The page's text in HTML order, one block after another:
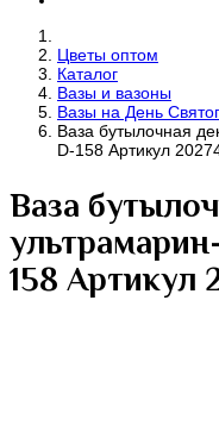
Цветы оптом
Каталог
Вазы и вазоны
Вазы на День
Ваза бутылочная
D-158 Артикул
Ваза
158 Артикул